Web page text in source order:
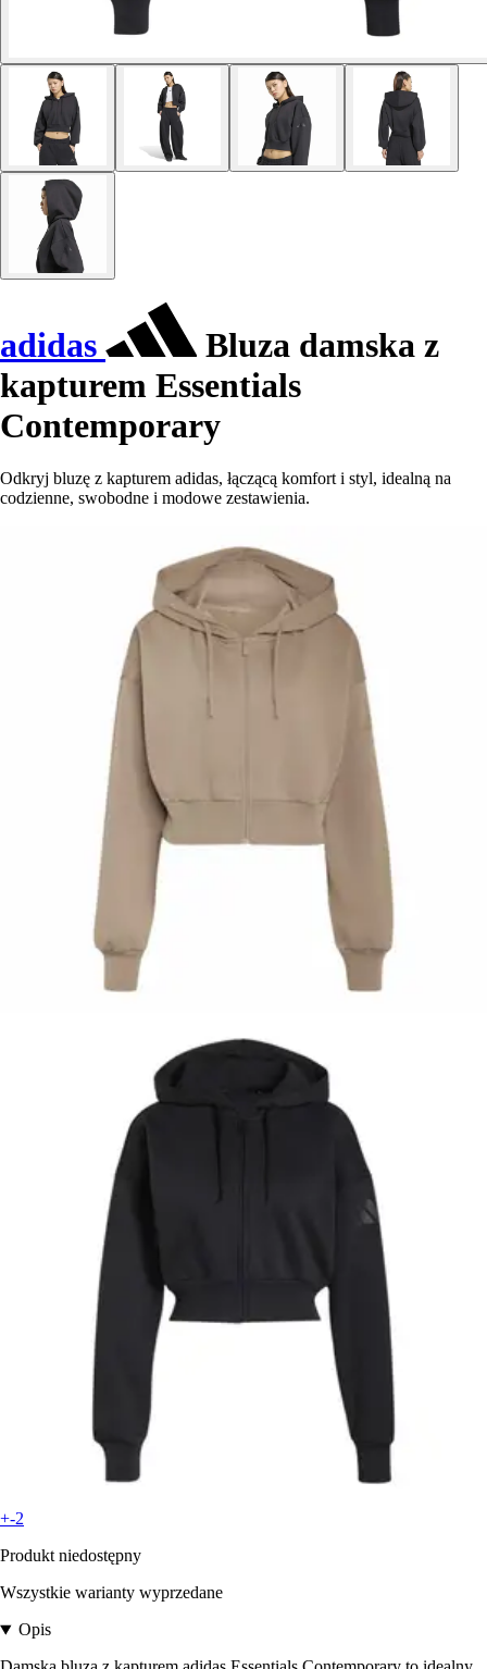
adidas
Bluza damska z
kapturem Essentials
Contemporary
Odkryj bluzę z kapturem adidas, łączącą komfort i styl, idealną na
codzienne, swobodne i modowe zestawienia.
+-2
Produkt niedostępny
Wszystkie warianty wyprzedane
Opis